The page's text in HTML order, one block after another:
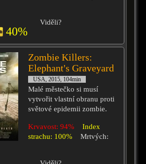
40%
Viděli?
Zombie Killers:
Elephant's Graveyard
USA, 2015, 104min
Malé městečko si musí
vytvořit vlastní obranu proti
světové epidemii zombie.
Krvavost: 94%
Index
strachu: 100%
Mrtvých: